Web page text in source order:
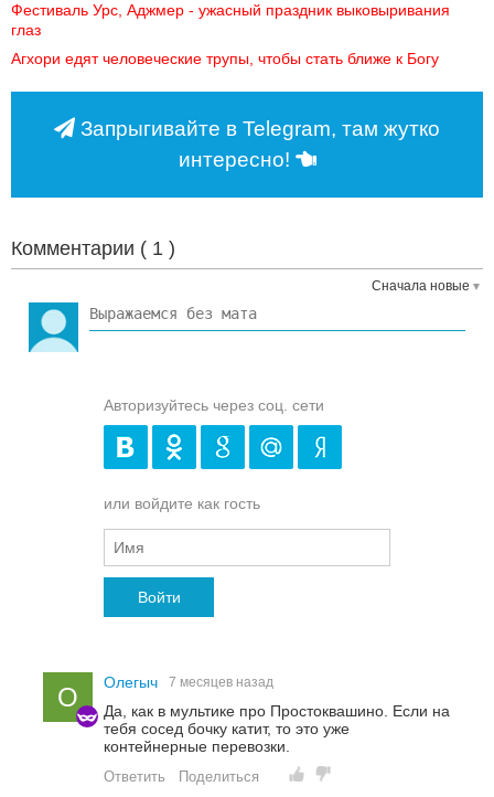
Фестиваль Урс, Аджмер - ужасный праздник выковыривания
глаз
Агхори едят человеческие трупы, чтобы стать ближе к Богу
Запрыгивайте в Telegram, там жутко
интересно!
Комментарии ( 1 )
Сначала новые
Авторизуйтесь через соц. сети
или войдите как гость
Войти
О Олегыч 7 месяцев назад
Да, как в мультике про Простоквашино. Если на
тебя сосед бочку катит, то это уже
контейнерные перевозки.
Ответить Поделиться